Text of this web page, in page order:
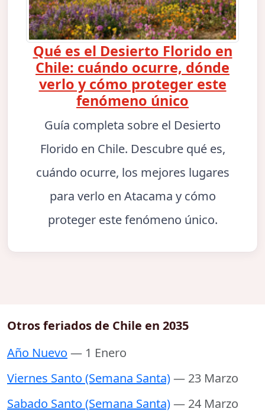
Qué es el Desierto Florido en
Chile: cuándo ocurre, dónde
verlo y cómo proteger este
fenómeno único
Guía completa sobre el Desierto
Florido en Chile. Descubre qué es,
cuándo ocurre, los mejores lugares
para verlo en Atacama y cómo
proteger este fenómeno único.
Otros feriados de Chile en 2035
Año Nuevo — 1 Enero
Viernes Santo (Semana Santa)— 23 Marzo
Sabado Santo (Semana Santa)— 24 Marzo